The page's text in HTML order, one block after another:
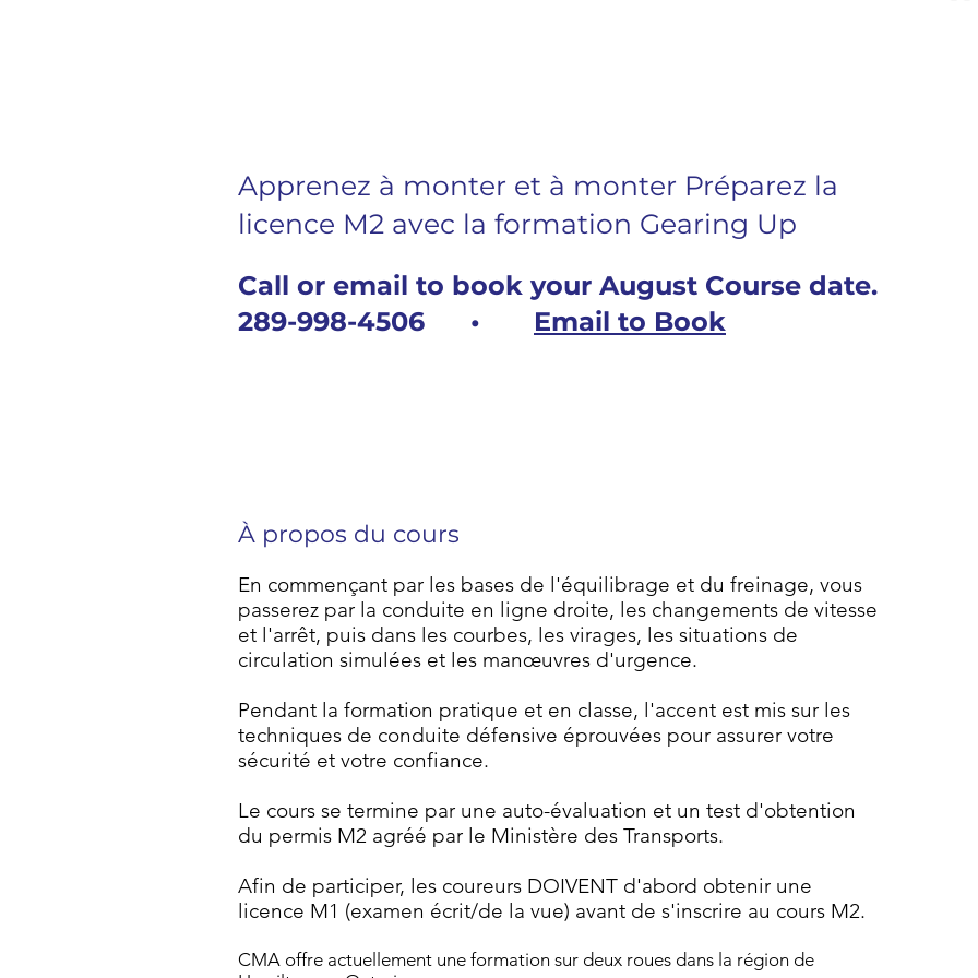
Apprenez à monter et à monter Préparez la
licence M2 avec la formation Gearing Up
Call or email to book your August Course date.
289-998-4506 • Email to Book
À propos du cours
En commençant par les bases de l'équilibrage et du freinage, vous
passerez par la conduite en ligne droite, les changements de vitesse
et l'arrêt, puis dans les courbes, les virages, les situations de
circulation simulées et les manœuvres d'urgence.
Pendant la formation pratique et en classe, l'accent est mis sur les
techniques de conduite défensive éprouvées pour assurer votre
sécurité et votre confiance.
Le cours se termine par une auto-évaluation et un test d'obtention
du permis M2 agréé par le Ministère des Transports.
Afin de participer, les coureurs DOIVENT d'abord obtenir une
licence M1 (examen écrit/de la vue) avant de s'inscrire au cours M2.
CMA offre actuellement une formation sur deux roues dans la région de